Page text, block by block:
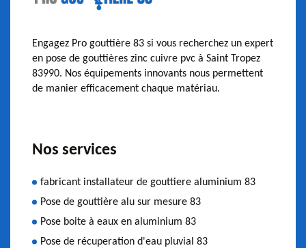
Engagez Pro gouttière 83 si vous recherchez un expert
en pose de gouttières zinc cuivre pvc à Saint Tropez
83990. Nos équipements innovants nous permettent
de manier efficacement chaque matériau.
Nos services
fabricant installateur de gouttiere aluminium 83
Pose de gouttière alu sur mesure 83
Pose boite à eaux en aluminium 83
Pose de récuperation d'eau pluvial 83